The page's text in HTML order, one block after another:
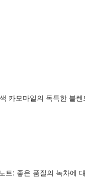
카모마일의 독특한 블렌
: 좋은 품질의 녹차에